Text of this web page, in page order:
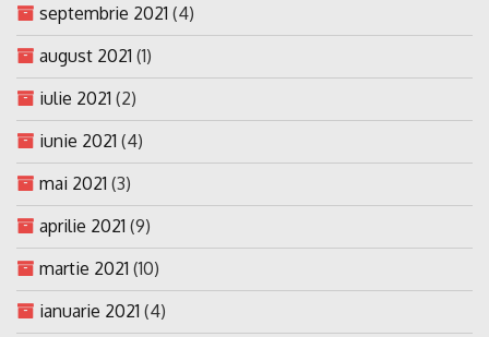
septembrie 2021 (4)
august 2021 (1)
iulie 2021 (2)
iunie 2021 (4)
mai 2021 (3)
aprilie 2021 (9)
martie 2021 (10)
ianuarie 2021 (4)